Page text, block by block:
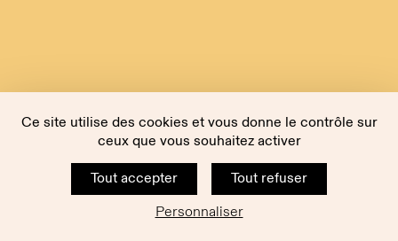
Ce site utilise des cookies et vous donne le contrôle sur
ceux que vous souhaitez activer
Tout accepter
Tout refuser
Personnaliser